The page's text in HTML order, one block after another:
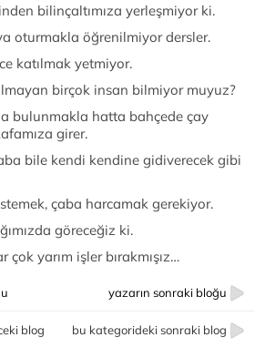
bilinçaltımıza yerleşmiyor ki.
oturmakla öğrenilmiyor dersler.
katılmak yetmiyor.
birçok insan bilmiyor muyuz?
bulunmakla hatta bahçede çay
girer.
bile kendi kendine gidiverecek gibi
çaba harcamak gerekiyor.
göreceğiz ki.
çok yarım işler bırakmışız…
yazarın sonraki bloğu
blog bu kategorideki sonraki blog